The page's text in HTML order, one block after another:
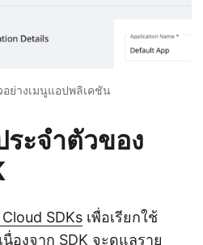
อย่างเมนูแอปพลิเคชัน
ะจำตัวของ
SDKs เพื่อเรียกใช้
นื่องจาก SDK จะดูแลราย